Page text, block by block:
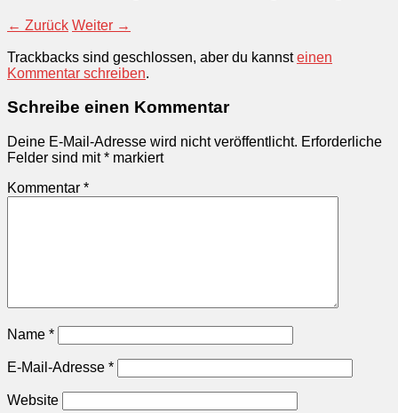
← Zurück Weiter →
Trackbacks sind geschlossen, aber du kannsteinen
Kommentar schreiben.
Schreibe einen Kommentar
Deine E-Mail-Adresse wird nicht veröffentlicht. Erforderliche
Felder sind mit* markiert
Kommentar *
Name *
E-Mail-Adresse *
Website